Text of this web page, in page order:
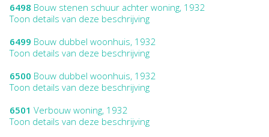
6498 Bouw stenen schuur achter woning, 1932
Toon details van deze beschrijving
6499 Bouw dubbel woonhuis, 1932
Toon details van deze beschrijving
6500 Bouw dubbel woonhuis, 1932
Toon details van deze beschrijving
6501 Verbouw woning, 1932
Toon details van deze beschrijving